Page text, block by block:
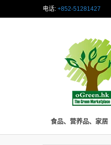
电话: +852-51281427
食品、营养品、家居